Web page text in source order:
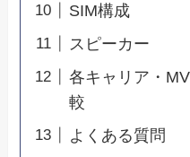
SIM構成
スピーカー
各キャリア・
較
よくある質問